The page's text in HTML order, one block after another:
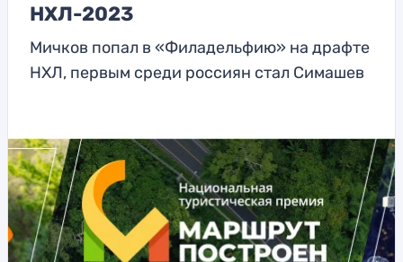
НХЛ-2023
Мичков попал в «Филадельфию» на драфте
НХЛ, первым среди россиян стал Симашев